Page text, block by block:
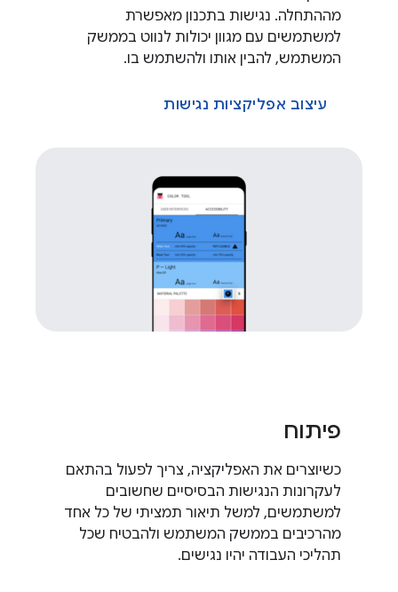
מההתחלה. נגישות בתכנון מאפשרת
למשתמשים עם מגוון יכולות לנווט בממשק
המשתמש, להבין אותו ולהשתמש בו.
עיצוב אפליקציות נגישות
פיתוח
כשיוצרים את האפליקציה, צריך לפעול בהתאם
לעקרונות הנגישות הבסיסיים שחשובים
למשתמשים, למשל תיאור תמציתי של כל אחד
מהרכיבים בממשק המשתמש ולהבטיח שכל
תהליכי העבודה יהיו נגישים.